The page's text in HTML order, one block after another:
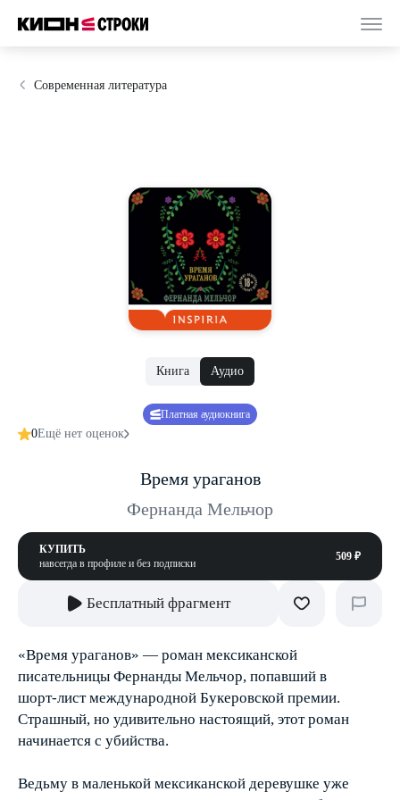
Современная литература
Книга Аудио
Платная аудиокнига
0Ещё нет оценок
Время ураганов
Фернанда Мельчор
КУПИТЬ
навсегда в профиле и без подписки
509 ₽
Бесплатный фрагмент
«Время ураганов» — роман мексиканской
писательницы Фернанды Мельчор, попавший в
шорт-лист международной Букеровской премии.
Страшный, но удивительно настоящий, этот роман
начинается с убийства.
Ведьму в маленькой мексиканской деревушке уже